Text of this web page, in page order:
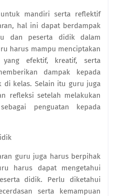
mandiri serta reflektif
hal ini dapat berdampak
dan peserta didik dalam
harus mampu menciptakan
yang efektif, kreatif, serta
dampak kepada
di kelas. Selain itu guru juga
refleksi setelah melakukan
penguatan kepada
guru juga harus berpihak
harus dapat mengetahui
didik. Perlu diketahui
serta kemampuan